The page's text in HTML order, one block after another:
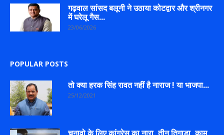
गढ़वाल सांसद बलूनी ने उठाया कोटद्वार और श्रीनगर
में घरेलू गैस...
23/06/2026
POPULAR POSTS
तो क्या हरक सिंह रावत नहीं है नाराज ! या भाजपा...
25/12/2021